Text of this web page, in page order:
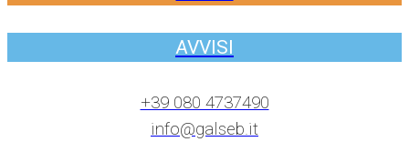
AVVISI
+39 080 4737490
info@galseb.it